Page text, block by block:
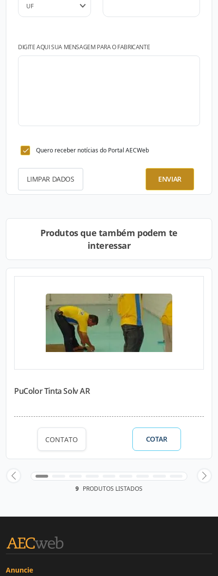
DIGITE AQUI SUA MENSAGEM PARA O FABRICANTE
Quero receber notícias do Portal AECWeb
LIMPAR DADOS ENVIAR
Produtos que também podem te
interessar
PuColor Tinta Solv AR
CONTATO COTAR
9 PRODUTOS LISTADOS
Anuncie